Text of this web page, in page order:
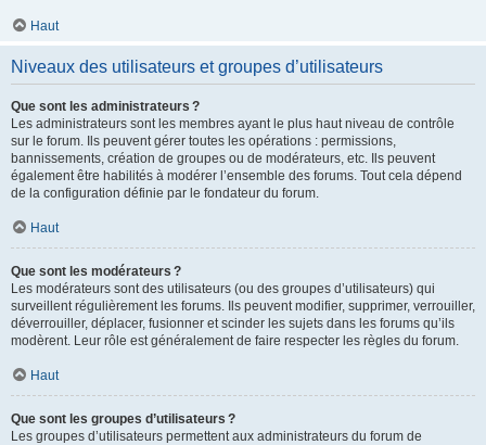
Haut
Niveaux des utilisateurs et groupes d’utilisateurs
Que sont les administrateurs ?
Les administrateurs sont les membres ayant le plus haut niveau de contrôle
sur le forum. Ils peuvent gérer toutes les opérations : permissions,
bannissements, création de groupes ou de modérateurs, etc. Ils peuvent
également être habilités à modérer l’ensemble des forums. Tout cela dépend
de la configuration définie par le fondateur du forum.
Haut
Que sont les modérateurs ?
Les modérateurs sont des utilisateurs (ou des groupes d’utilisateurs) qui
surveillent régulièrement les forums. Ils peuvent modifier, supprimer, verrouiller,
déverrouiller, déplacer, fusionner et scinder les sujets dans les forums qu’ils
modèrent. Leur rôle est généralement de faire respecter les règles du forum.
Haut
Que sont les groupes d’utilisateurs ?
Les groupes d’utilisateurs permettent aux administrateurs du forum de